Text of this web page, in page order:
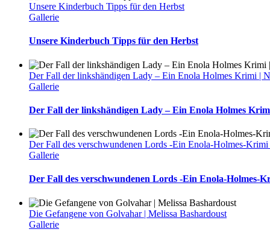
Unsere Kinderbuch Tipps für den Herbst
Gallerie
Unsere Kinderbuch Tipps für den Herbst
Der Fall der linkshändigen Lady – Ein Enola Holmes Krimi |
Gallerie
Der Fall der linkshändigen Lady – Ein Enola Holmes
Der Fall des verschwundenen Lords -Ein Enola-Holmes-
Gallerie
Der Fall des verschwundenen Lords -Ein Enola-Holmes-
Die Gefangene von Golvahar | Melissa Bashardoust
Gallerie